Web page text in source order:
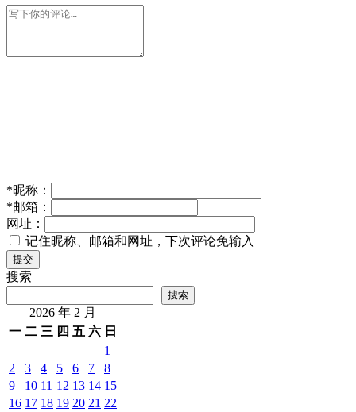
*昵称：
*邮箱：
网址：
记住昵称、邮箱和网址，下次评论免输入
提交
搜索
搜索
2026 年 2 月
一 二 三 四 五 六 日
1
2
3 4 5 6 7
8
9
10 11 12 13 14 15
16 17 18 19 20 21 22